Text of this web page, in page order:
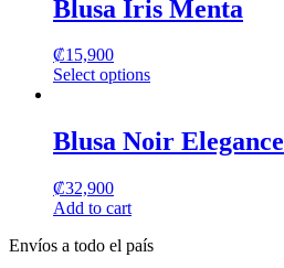
multiple
The
options
chosen
on
the
product
page
Blusa Iris Menta
₡15,900
Select options
has
multiple
The
options
be
Blusa Noir Elegance
₡32,900
Add to cart
Envíos a todo el país